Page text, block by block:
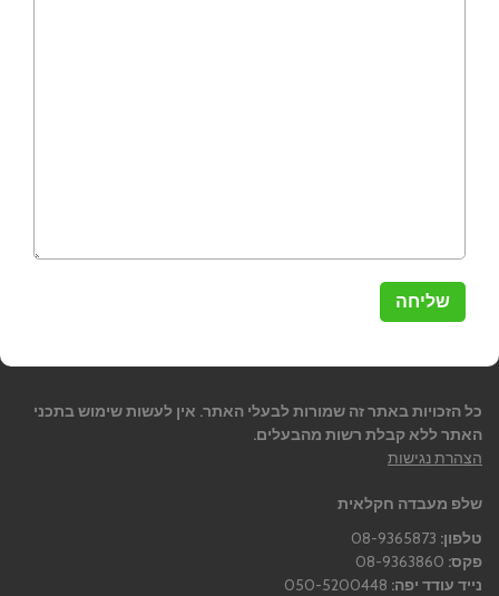
כל הזכויות באתר זה שמורות לבעלי האתר. אין לעשות שימוש בתכני
האתר ללא קבלת רשות מהבעלים.
הצהרת נגישות
שלפ מעבדה חקלאית
טלפון:
פקס:
נייד עודד יפה: